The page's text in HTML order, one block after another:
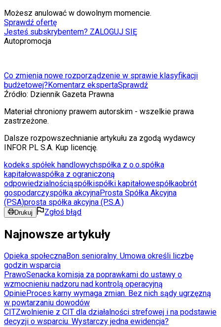
Możesz anulować w dowolnym momencie.
Sprawdź ofertę
Jesteś subskrybentem? ZALOGUJ SIĘ
Autopromocja
Co zmienia nowe rozporządzenie w sprawie klasyfikacji
budżetowej?Komentarz ekspertaSprawdź
Źródło: Dziennik Gazeta Prawna
Materiał chroniony prawem autorskim - wszelkie prawa
zastrzeżone.
Dalsze rozpowszechnianie artykułu za zgodą wydawcy
INFOR PL S.A. Kup licencję.
kodeks spółek handlowychspółka z o.o.spółka
kapitałowaspółka z ograniczoną
odpowiedzialnościąspółkispółki kapitałowespółkaobrót
gospodarczyspółka akcyjnaProsta Spółka Akcyjna
(PSA)prosta spółka akcyjna (P.S.A.)
Drukuj Zgłoś błąd
Najnowsze artykuły
Opieka społecznaBon senioralny. Umowa określi liczbę
godzin wsparcia
PrawoSenacka komisja za poprawkami do ustawy o
wzmocnieniu nadzoru nad kontrolą operacyjną
OpinieProces karny wymaga zmian. Bez nich sądy ugrzęzną
w powtarzaniu dowodów
CITZwolnienie z CIT dla działalności strefowej i na podstawie
decyzji o wsparciu. Wystarczy jedna ewidencja?